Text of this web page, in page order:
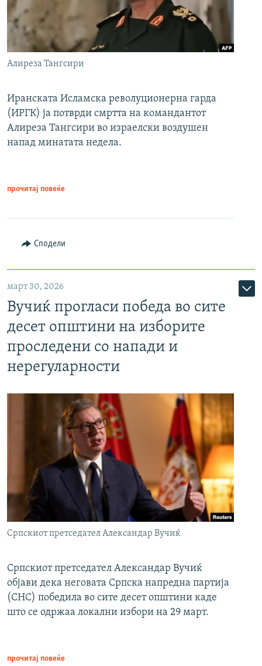
Алиреза Тангсири
Иранската Исламска револуционерна гарда
(ИРГК) ја потврди смртта на командантот
Алиреза Тангсири во израелски воздушен
напад минатата недела.
прочитај повеќе
Сподели
март 30, 2026
Вучиќ прогласи победа во сите
десет општини на изборите
проследени со напади и
нерегуларности
Српскиот претседател Александар Вучиќ
Српскиот претседател Александар Вучиќ
објави дека неговата Српска напредна партија
(СНС) победила во сите десет општини каде
што се одржаа локални избори на 29 март.
прочитај повеќе